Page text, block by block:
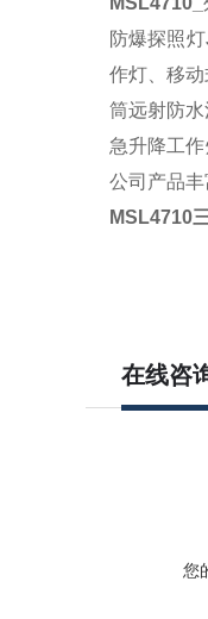
防爆探照
作灯、移
筒远射防
急升降工
公司产品
MSL4710
在线咨
您